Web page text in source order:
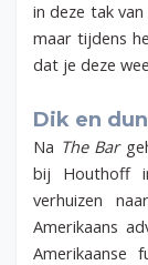
in deze tak
maar tijdens
dat je deze
Dik en dun
Na The Bar
bij Houthoff
verhuizen
Amerikaans
Amerikaanse